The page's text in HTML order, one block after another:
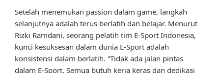
Setelah menemukan passion dalam game, langkah
selanjutnya adalah terus berlatih dan belajar. Menurut
Rizki Ramdani, seorang pelatih tim E-Sport Indonesia,
kunci kesuksesan dalam dunia E-Sport adalah
konsistensi dalam berlatih. “Tidak ada jalan pintas
dalam E-Sport. Semua butuh kerja keras dan dedikasi